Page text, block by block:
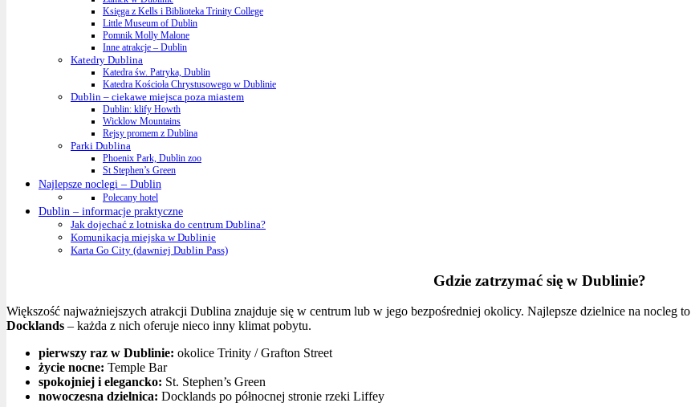
Księga z Kells i Biblioteka Trinity College
Little Museum of Dublin
Pomnik Molly Malone
Inne atrakcje – Dublin
Katedry Dublina
Katedra św. Patryka, Dublin
Katedra Kościoła Chrystusowego w Dublinie
Dublin – ciekawe miejsca poza miastem
Dublin: klify Howth
Wicklow Mountains
Rejsy promem z Dublina
Parki Dublina
Phoenix Park, Dublin zoo
St Stephen’s Green
Najlepsze noclegi – Dublin
Polecany hotel
Dublin – informacje praktyczne
Jak dojechać z lotniska do centrum Dublina?
Komunikacja miejska w Dublinie
Karta Go City (dawniej Dublin Pass)
Gdzie zatrzymać się w Dublinie?
Większość najważniejszych atrakcji Dublina znajduje się w centrum lub w jego bezpośredniej okolicy. Najlepsze dzielnice na nocleg to
Docklands – każda z nich oferuje nieco inny klimat pobytu.
pierwszy raz w Dublinie: okolice Trinity / Grafton Street
życie nocne: Temple Bar
spokojniej i elegancko: St. Stephen’s Green
nowoczesna dzielnica: Docklands po północnej stronie rzeki Liffey